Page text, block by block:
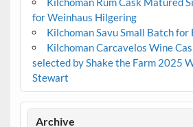
for Weinhaus Hilgering
Kilchoman Savu Small Batch for
Kilchoman Carcavelos Wine
selected by Shake the Farm 2025
Stewart
Archive